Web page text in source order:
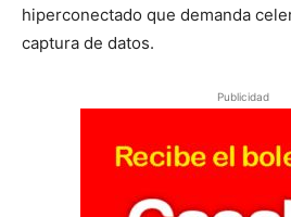
hiperconectado que demanda
captura de datos.
Publicidad